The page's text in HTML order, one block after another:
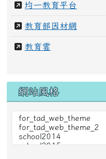
均一教育平台
教育部因材網
教育雲
網站風格